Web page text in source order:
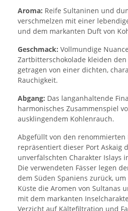
Aroma: Reife Sultaninen und
verschmelzen mit einer
und dem markanten Duft von
Geschmack: Vollmundige
Zartbitterschokolade kleiden den
getragen von einer dichten,
Rauchigkeit.
Abgang: Das langanhaltende
harmonisches Zusammenspiel
ausklingendem Kohlenrauch.
Abgefüllt von den renommierten
repräsentiert dieser Port Askaig
unverfälschten Charakter Islays
Die verwendeten Fässer legen
dem Süden Spaniens zurück,
Küste die Aromen von Sultanas
mit dem markanten
Verzicht auf Kältefiltration und